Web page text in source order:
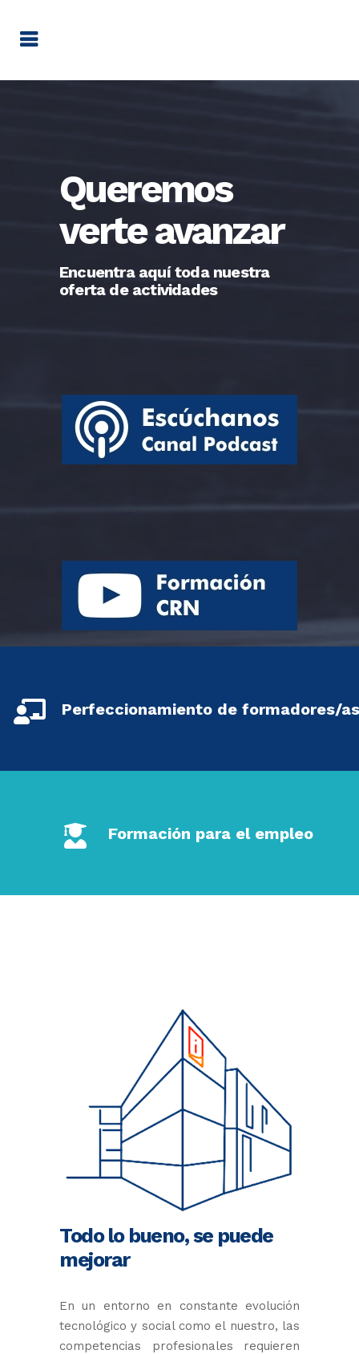
Queremos
verte avanzar
Encuentra aquí toda nuestra
oferta de actividades
Perfeccionamiento de formadores/as
Formación para el empleo
Todo lo bueno, se puede
mejorar
En un entorno en constante evolución
tecnológico y social como el nuestro, las
competencias profesionales requieren